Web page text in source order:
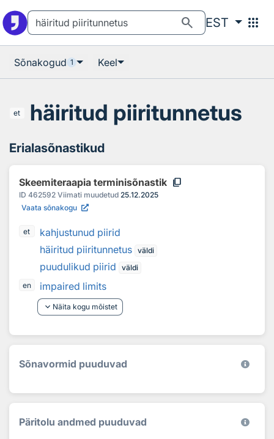
search EST apps
Sõnakogud 1 Keel
et häiritud piiritunnetus
Erialasõnastikud
Skeemiteraapia terminisõnastik content_copy
ID 462592 Viimati muudetud 25.12.2025
Vaata sõnakogu
et
kahjustunud piirid
häiritud piiritunnetus väldi
puudulikud piirid
väldi
en
impaired limits
keyboard_arrow_down Näita kogu mõistet
Sõnavormid puuduvad
Päritolu andmed puuduvad